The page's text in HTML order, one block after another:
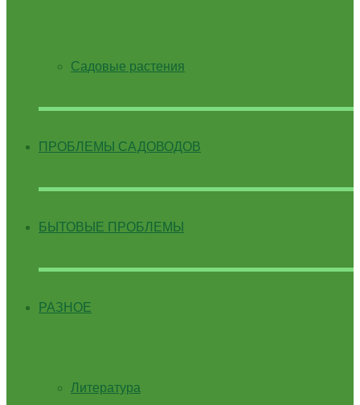
Садовые растения
ПРОБЛЕМЫ САДОВОДОВ
БЫТОВЫЕ ПРОБЛЕМЫ
РАЗНОЕ
Литература